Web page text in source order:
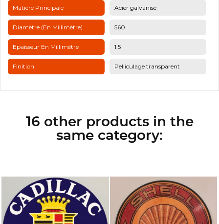
Matière Principale Acier galvanisé
Diamètre (en Millimètre) 560
Epaisseur En Millimètre 1,5
Finition Pelliculage transparent
16 other products in the
same category: